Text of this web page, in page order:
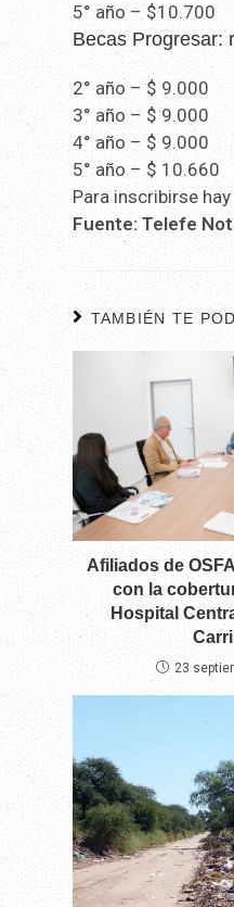
5° año – $10.700
Becas Progresar:
2° año – $ 9.000
3° año – $ 9.000
4° año – $ 9.000
5° año – $ 10.660
Para inscribirse
Fuente: Telefe
TAMBIÉN TE
Afiliados de
con la
Hospital
23